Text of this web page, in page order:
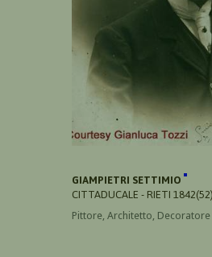
GIAMPIETRI SETTIMIO
CITTADUCALE - RIETI
Pittore, Architetto, Decoratore